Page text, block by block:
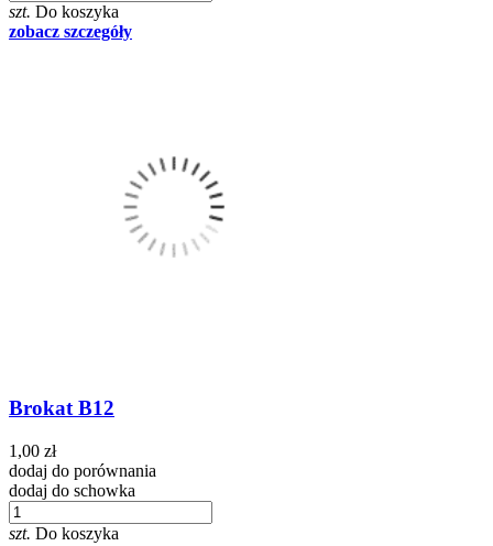
szt. Do koszyka
zobacz szczegóły
Brokat B12
1,00 zł
dodaj do porównania
dodaj do schowka
szt. Do koszyka